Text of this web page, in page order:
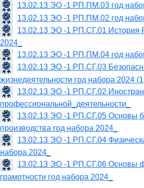
13.02.13 ЭО -1 РП.ПМ.03 год
13.02.13 ЭО -1 РП.ПМ.02 год
13.02.13 ЭО -1 РП.СГ.01 История
2024_
13.02.13 ЭО -1 РП.ПМ.04 год
13.02.13 ЭО -1 РП.СГ.03
жизнедеятельности год набора 2024
13.02.13 ЭО -1 РП.СГ.02
профессиональной_деятельности_
13.02.13 ЭО -1 РП.СГ.05 Основы
производства год набора 2024_
13.02.13 ЭО -1 РП.СГ.04
набора 2024_
13.02.13 ЭО -1 РП.СГ.06 Основы
грамотности год набора 2024_